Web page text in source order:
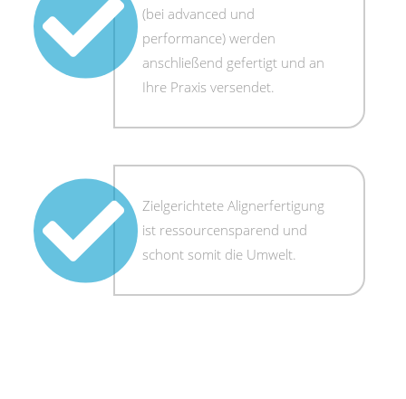
(bei advanced und
performance) werden
anschließend gefertigt und an
Ihre Praxis versendet.
Zielgerichtete Alignerfertigung
ist ressourcensparend und
schont somit die Umwelt.